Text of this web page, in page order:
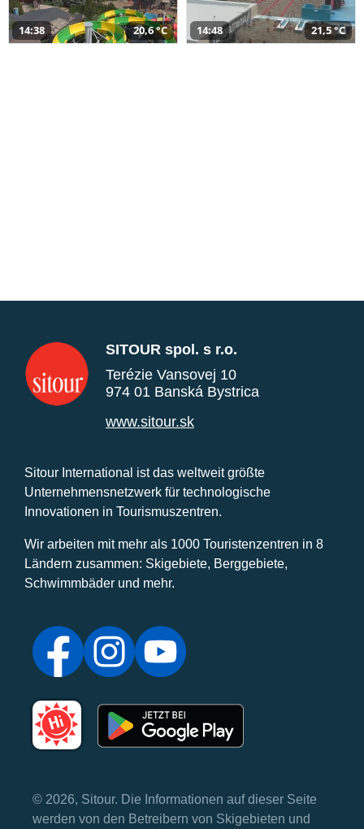
14:38 20,6 °C 14:48 21,5 °C
SITOUR spol. s r.o.
Terézie Vansovej 10
974 01 Banská Bystrica
www.sitour.sk
Sitour International ist das weltweit größte
Unternehmensnetzwerk für technologische
Innovationen in Tourismuszentren.
Wir arbeiten mit mehr als 1000 Touristenzentren in 8
Ländern zusammen: Skigebiete, Berggebiete,
Schwimmbäder und mehr.
© 2026, Sitour. Die Informationen auf dieser Seite
werden von den Betreibern von Skigebieten und